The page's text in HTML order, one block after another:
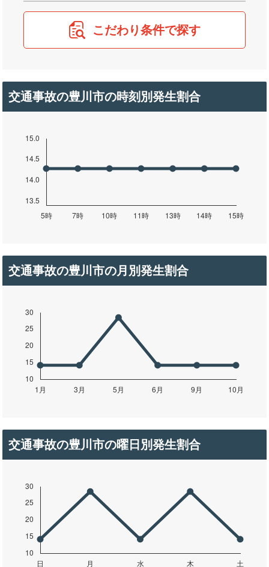
こだわり条件で探す
交通事故の豊川市の時刻別発生割合
交通事故の豊川市の月別発生割合
交通事故の豊川市の曜日別発生割合